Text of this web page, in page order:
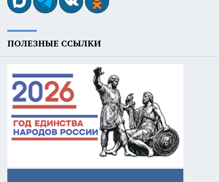
ПОЛЕЗНЫЕ ССЫЛКИ